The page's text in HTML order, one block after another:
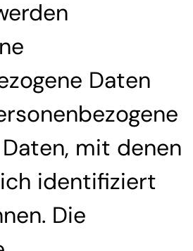
Daten
mit denen
identifiziert
Die